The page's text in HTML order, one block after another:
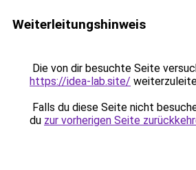
Weiterleitungshinweis
Die von dir besuchte Seite
https://idea-lab.site/
Falls du diese Seite nicht
du zur vorherigen Seite